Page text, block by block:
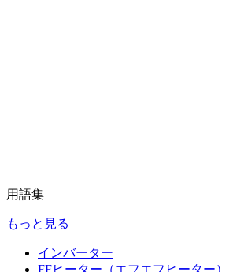
用語集
もっと見る
インバーター
FFヒーター（エフエフヒーター）